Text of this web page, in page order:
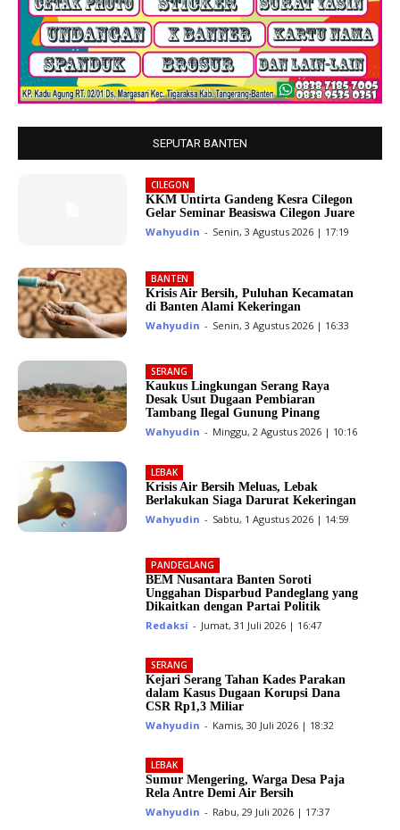
SEPUTAR BANTEN
CILEGON
KKM Untirta Gandeng Kesra Cilegon
Gelar Seminar Beasiswa Cilegon Juare
Wahyudin - Senin, 3 Agustus 2026 | 17:19
BANTEN
Krisis Air Bersih, Puluhan Kecamatan
di Banten Alami Kekeringan
Wahyudin - Senin, 3 Agustus 2026 | 16:33
SERANG
Kaukus Lingkungan Serang Raya
Desak Usut Dugaan Pembiaran
Tambang Ilegal Gunung Pinang
Wahyudin - Minggu, 2 Agustus 2026 | 10:16
LEBAK
Krisis Air Bersih Meluas, Lebak
Berlakukan Siaga Darurat Kekeringan
Wahyudin - Sabtu, 1 Agustus 2026 | 14:59
PANDEGLANG
BEM Nusantara Banten Soroti
Unggahan Disparbud Pandeglang yang
Dikaitkan dengan Partai Politik
Redaksi - Jumat, 31 Juli 2026 | 16:47
SERANG
Kejari Serang Tahan Kades Parakan
dalam Kasus Dugaan Korupsi Dana
CSR Rp1,3 Miliar
Wahyudin - Kamis, 30 Juli 2026 | 18:32
LEBAK
Sumur Mengering, Warga Desa Paja
Rela Antre Demi Air Bersih
Wahyudin - Rabu, 29 Juli 2026 | 17:37